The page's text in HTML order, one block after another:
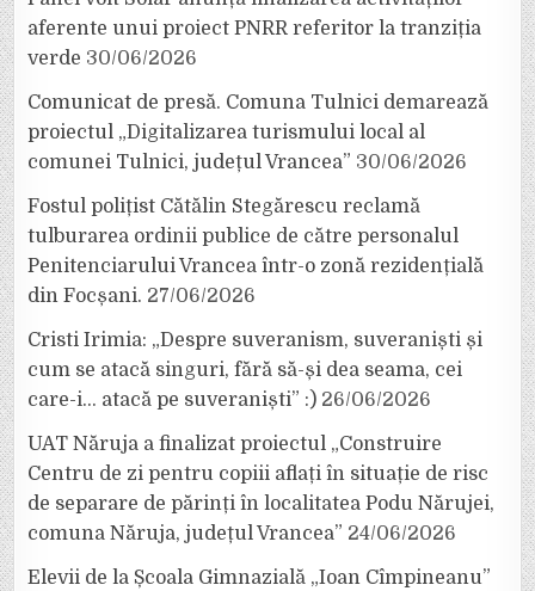
aferente unui proiect PNRR referitor la tranziția
verde 30/06/2026
Comunicat de presă. Comuna Tulnici demarează
proiectul „Digitalizarea turismului local al
comunei Tulnici, județul Vrancea” 30/06/2026
Fostul polițist Cătălin Stegărescu reclamă
tulburarea ordinii publice de către personalul
Penitenciarului Vrancea într-o zonă rezidențială
din Focșani. 27/06/2026
Cristi Irimia: „Despre suveranism, suveraniști și
cum se atacă singuri, fără să-și dea seama, cei
care-i… atacă pe suveraniști” :) 26/06/2026
UAT Năruja a finalizat proiectul „Construire
Centru de zi pentru copiii aflați în situație de risc
de separare de părinți în localitatea Podu Nărujei,
comuna Năruja, județul Vrancea” 24/06/2026
Elevii de la Școala Gimnazială „Ioan Cîmpineanu”